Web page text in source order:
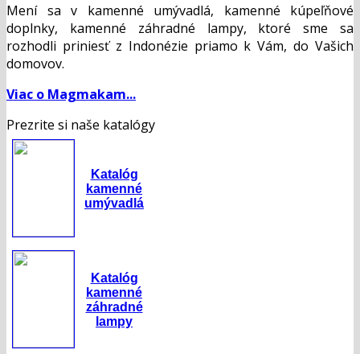
Mení sa v kamenné umývadlá, kamenné kúpeľňové
doplnky, kamenné záhradné lampy, ktoré sme sa
rozhodli priniesť z Indonézie priamo k Vám, do Vašich
domovov.
Viac o Magmakam...
Prezrite si naše katalógy
Katalóg
kamenné
umývadlá
Katalóg
kamenné
záhradné
lampy